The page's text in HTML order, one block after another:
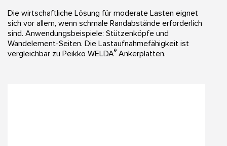
Die wirtschaftliche Lösung für moderate Lasten eignet
sich vor allem, wenn schmale Randabstände erforderlich
sind. Anwendungsbeispiele: Stützenköpfe und
Wandelement-Seiten. Die Lastaufnahmefähigkeit ist
vergleichbar zu Peikko WELDA® Ankerplatten.